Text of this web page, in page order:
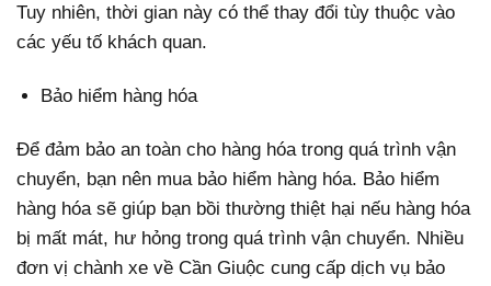
Tuy nhiên, thời gian này có thể thay đổi tùy thuộc vào
các yếu tố khách quan.
Bảo hiểm hàng hóa
Để đảm bảo an toàn cho hàng hóa trong quá trình vận
chuyển, bạn nên mua bảo hiểm hàng hóa. Bảo hiểm
hàng hóa sẽ giúp bạn bồi thường thiệt hại nếu hàng hóa
bị mất mát, hư hỏng trong quá trình vận chuyển. Nhiều
đơn vị chành xe về Cần Giuộc cung cấp dịch vụ bảo